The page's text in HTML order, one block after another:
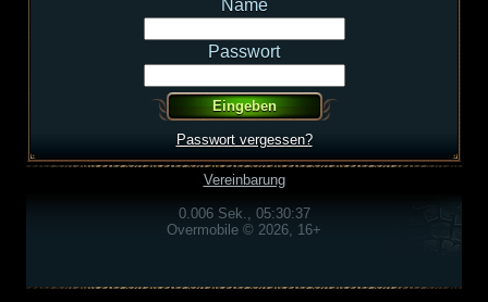
Name
Passwort
Passwort vergessen?
Vereinbarung
0.006 Sek., 05:30:37
Overmobile © 2026, 16+